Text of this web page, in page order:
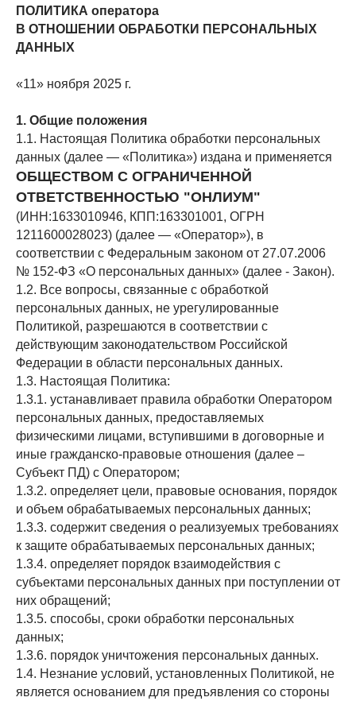
ПОЛИТИКА оператора
В ОТНОШЕНИИ ОБРАБОТКИ ПЕРСОНАЛЬНЫХ
ДАННЫХ
«11» ноября 2025 г.
1. Общие положения
1.1. Настоящая Политика обработки персональных
данных (далее — «Политика») издана и применяется
ОБЩЕСТВОМ С ОГРАНИЧЕННОЙ
ОТВЕТСТВЕННОСТЬЮ "ОНЛИУМ"
(ИНН:1633010946, КПП:163301001, ОГРН
1211600028023) (далее — «Оператор»), в
соответствии с Федеральным законом от 27.07.2006
№ 152-ФЗ «О персональных данных» (далее - Закон).
1.2. Все вопросы, связанные с обработкой
персональных данных, не урегулированные
Политикой, разрешаются в соответствии с
действующим законодательством Российской
Федерации в области персональных данных.
1.3. Настоящая Политика:
1.3.1. устанавливает правила обработки Оператором
персональных данных, предоставляемых
физическими лицами, вступившими в договорные и
иные гражданско-правовые отношения (далее –
Субъект ПД) с Оператором;
1.3.2. определяет цели, правовые основания, порядок
и объем обрабатываемых персональных данных;
1.3.3. содержит сведения о реализуемых требованиях
к защите обрабатываемых персональных данных;
1.3.4. определяет порядок взаимодействия с
субъектами персональных данных при поступлении от
них обращений;
1.3.5. способы, сроки обработки персональных
данных;
1.3.6. порядок уничтожения персональных данных.
1.4. Незнание условий, установленных Политикой, не
является основанием для предъявления со стороны